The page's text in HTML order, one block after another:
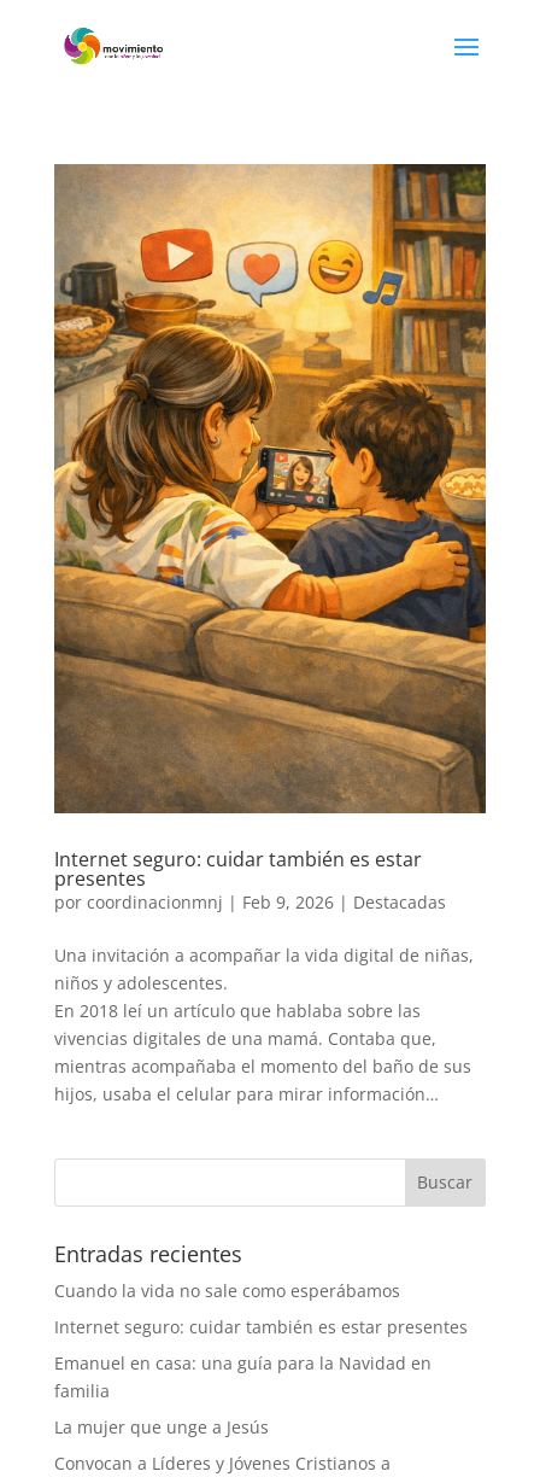
Internet seguro: cuidar también es estar
presentes
por coordinacionmnj | Feb 9, 2026| Destacadas
Una invitación a acompañar la vida digital de niñas,
niños y adolescentes.
En 2018 leí un artículo que hablaba sobre las
vivencias digitales de una mamá. Contaba que,
mientras acompañaba el momento del baño de sus
hijos, usaba el celular para mirar información…
Entradas recientes
Cuando la vida no sale como esperábamos
Internet seguro: cuidar también es estar presentes
Emanuel en casa: una guía para la Navidad en
familia
La mujer que unge a Jesús
Convocan a Líderes y Jóvenes Cristianos a